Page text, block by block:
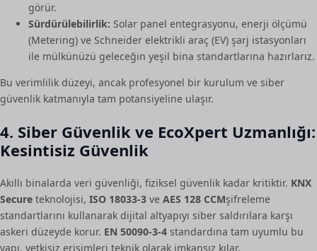
görür.
Sürdürülebilirlik: Solar panel entegrasyonu, enerji ölçümü
(Metering) ve Schneider elektrikli araç (EV) şarj istasyonları
ile mülkünüzü geleceğin yeşil bina standartlarına hazırlarız.
Bu verimlilik düzeyi, ancak profesyonel bir kurulum ve siber
güvenlik katmanıyla tam potansiyeline ulaşır.
4. Siber Güvenlik ve EcoXpert Uzmanlığı:
Kesintisiz Güvenlik
Akıllı binalarda veri güvenliği, fiziksel güvenlik kadar kritiktir. KNX
Secure teknolojisi, ISO 18033-3 ve AES 128 CCMşifreleme
standartlarını kullanarak dijital altyapıyı siber saldırılara karşı
askeri düzeyde korur. EN 50090-3-4 standardına tam uyumlu bu
yapı, yetkisiz erişimleri teknik olarak imkansız kılar.